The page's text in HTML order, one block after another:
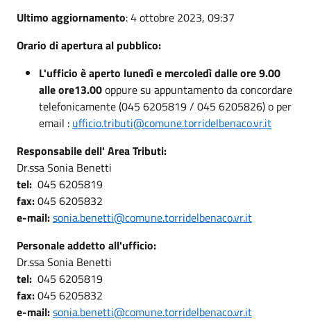
Ultimo aggiornamento: 4 ottobre 2023, 09:37
Orario di apertura al pubblico:
L'ufficio è aperto lunedì e mercoledì dalle ore 9.00
alle ore13.00oppure su appuntamento da concordare
telefonicamente (045 6205819 / 045 6205826) o per
email : ufficio.tributi@comune.torridelbenaco.vr.it
Responsabile dell' Area Tributi:
Dr.ssa Sonia Benetti
tel: 045 6205819
fax:045 6205832
e-mail:sonia.benetti@comune.torridelbenaco.vr.it
Personale addetto all'ufficio:
Dr.ssa Sonia Benetti
tel: 045 6205819
fax:045 6205832
e-mail:sonia.benetti@comune.torridelbenaco.vr.it